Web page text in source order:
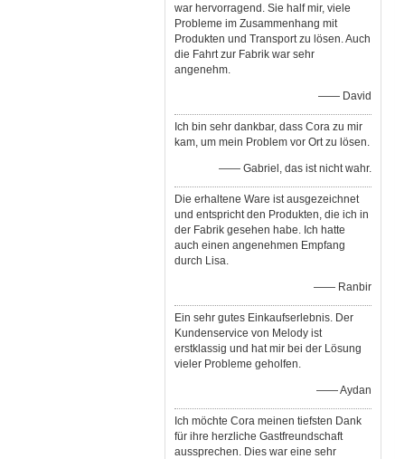
war hervorragend. Sie half mir, viele
Probleme im Zusammenhang mit
Produkten und Transport zu lösen. Auch
die Fahrt zur Fabrik war sehr
angenehm.
—— David
Ich bin sehr dankbar, dass Cora zu mir
kam, um mein Problem vor Ort zu lösen.
—— Gabriel, das ist nicht wahr.
Die erhaltene Ware ist ausgezeichnet
und entspricht den Produkten, die ich in
der Fabrik gesehen habe. Ich hatte
auch einen angenehmen Empfang
durch Lisa.
—— Ranbir
Ein sehr gutes Einkaufserlebnis. Der
Kundenservice von Melody ist
erstklassig und hat mir bei der Lösung
vieler Probleme geholfen.
—— Aydan
Ich möchte Cora meinen tiefsten Dank
für ihre herzliche Gastfreundschaft
aussprechen. Dies war eine sehr